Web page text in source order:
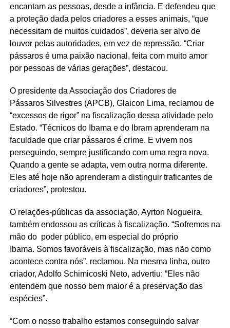
encantam as pessoas, desde a infância. E defendeu que
a proteção dada pelos criadores a esses animais, “que
necessitam de muitos cuidados”, deveria ser alvo de
louvor pelas autoridades, em vez de repressão. “Criar
pássaros é uma paixão nacional, feita com muito amor
por pessoas de várias gerações”, destacou.
O presidente da Associação dos Criadores de
Pássaros Silvestres (APCB), Glaicon Lima, reclamou de
“excessos de rigor” na fiscalização dessa atividade pelo
Estado. “Técnicos do Ibama e do Ibram aprenderam na
faculdade que criar pássaros é crime. E vivem nos
perseguindo, sempre justificando com uma regra nova.
Quando a gente se adapta, vem outra norma diferente.
Eles até hoje não aprenderam a distinguir traficantes de
criadores”, protestou.
O relações-públicas da associação, Ayrton Nogueira,
também endossou as críticas à fiscalização. “Sofremos na
mão do poder público, em especial do próprio
Ibama. Somos favoráveis à fiscalização, mas não como
acontece contra nós”, reclamou. Na mesma linha, outro
criador, Adolfo Schimicoski Neto, advertiu: “Eles não
entendem que nosso bem maior é a preservação das
espécies”.
“Com o nosso trabalho estamos conseguindo salvar